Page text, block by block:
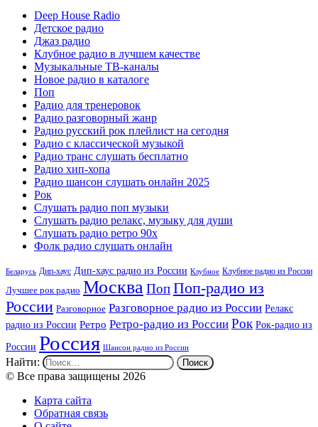
Deep House Radio
Детское радио
Джаз радио
Клубное радио в лучшем качестве
Музыкальные ТВ-каналы
Новое радио в каталоге
Поп
Радио для тренеровок
Радио разговорный жанр
Радио русский рок плейлист на сегодня
Радио с классической музыкой
Радио транс слушать бесплатно
Радио хип-хопа
Радио шансон слушать онлайн 2025
Рок
Слушать радио поп музыки
Слушать радио релакс, музыку для души
Слушать радио ретро 90х
Фолк радио слушать онлайн
Беларусь Дип-хаус Дип-хаус радио из России Клубное Клубное радио из России
Лучшее рок радио МоскваПопПоп-радио из
России Разговорное Разговорное радио из России Релакс
радио из России Ретро Ретро-радио из России Рок Рок-радио из
России Россия Шансон радио из России
Найти:
© Все права защищены 2026
Карта сайта
Обратная связь